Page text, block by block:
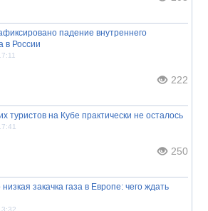
падение внутреннего
в России
222
туристов на Кубе практически не осталось
250
закачка газа в Европе: чего ждать